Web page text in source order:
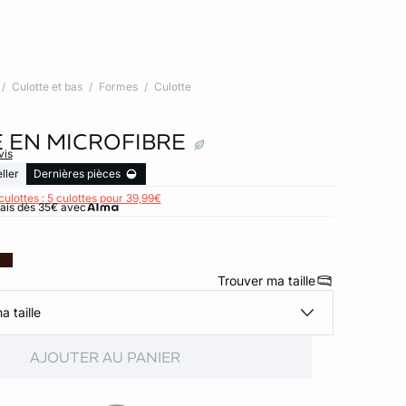
Culotte et bas Formes Culotte
EN MICROFIBRE
: 5 culottes pour 39,99€
Dernières pièces
dès 35€ avec
Trouver ma taille
taille
AJOUTER AU PANIER